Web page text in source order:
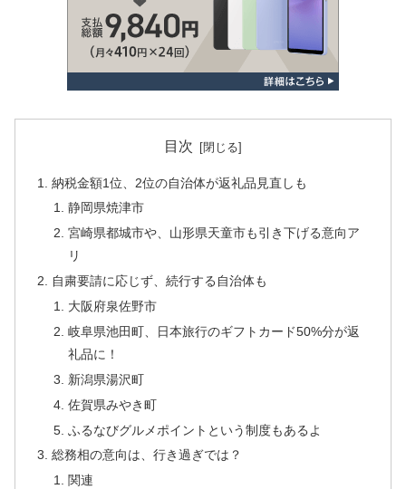
目次
納税金額1位、2位の自治体が返礼品見直しも
静岡県焼津市
宮崎県都城市や、山形県天童市も引き下げる意向ア
リ
自粛要請に応じず、続行する自治体も
大阪府泉佐野市
岐阜県池田町、日本旅行のギフトカード50%分が返
礼品に！
新潟県湯沢町
佐賀県みやき町
ふるなびグルメポイントという制度もあるよ
総務相の意向は、行き過ぎでは？
関連